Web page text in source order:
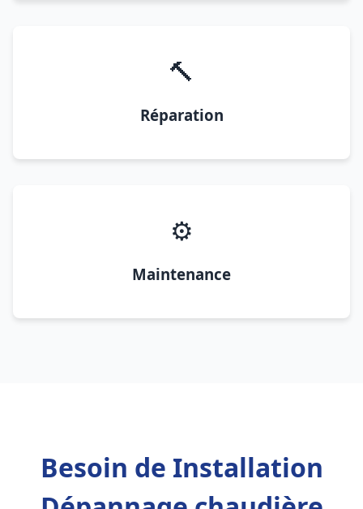
🔨
Réparation
⚙️
Maintenance
Besoin de Installation